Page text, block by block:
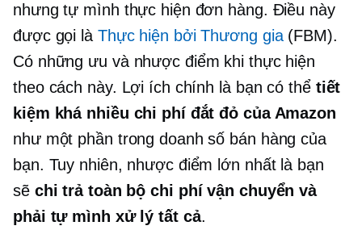
nhưng tự mình thực hiện đơn hàng. Điều này
được gọi là Thực hiện bởi Thương gia(FBM).
Có những ưu và nhược điểm khi thực hiện
theo cách này. Lợi ích chính là bạn có thể tiết
kiệm khá nhiều chi phí đắt đỏ của Amazon
như một phần trong doanh số bán hàng của
bạn. Tuy nhiên, nhược điểm lớn nhất là bạn
sẽ chi trả toàn bộ chi phí vận chuyển và
phải tự mình xử lý tất cả.